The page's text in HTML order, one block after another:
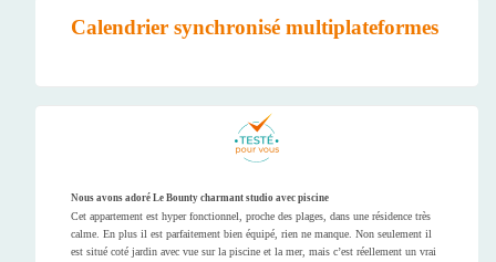
Calendrier synchronisé multiplateformes
Nous avons adoré Le Bounty charmant studio avec piscine
Cet appartement est hyper fonctionnel, proche des plages, dans une résidence très
calme. En plus il est parfaitement bien équipé, rien ne manque. Non seulement il
est situé coté jardin avec vue sur la piscine et la mer, mais c’est réellement un vrai